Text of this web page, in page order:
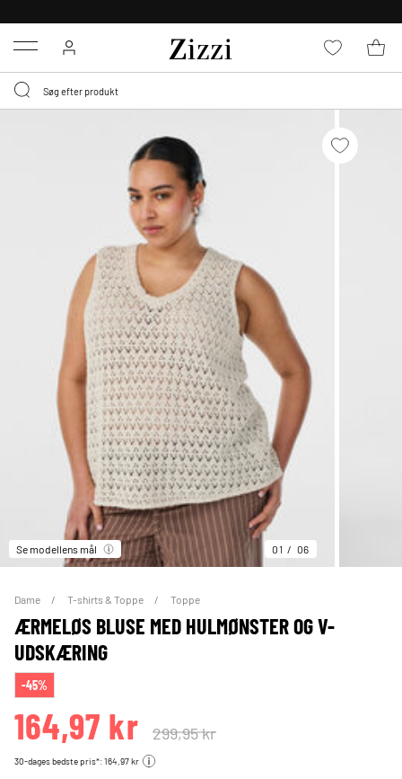
Menu
Se modellens mål 01 06
Dame T-shirts & Toppe Toppe
ÆRMELØS BLUSE MED HULMØNSTER OG V-
UDSKÆRING
-45%
164,97 kr 299,95 kr
30-dages bedste pris*: 164,97 kr